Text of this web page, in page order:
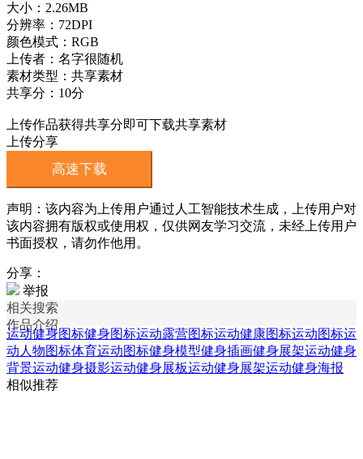
大小：2.26MB
分辨率：72DPI
颜色模式：RGB
上传者：名字很随机
素材类型：共享素材
共享分：10分
上传作品获得共享分即可下载共享素材
上传分享
高速下载
声明：该内容为上传用户通过人工智能技术生成，上传用户对
该内容拥有版权或使用权，仅供网友学习交流，未经上传用户
书面授权，请勿作他用。
分享：
举报
相关搜索
作品介绍
运动健身图标健身图标运动露营图标运动健康图标运动图标运
动人物图标体育运动图标健身模型健身插画健身展架运动健身
背景运动健身摄影运动健身展板运动健身展架运动健身海报
相似推荐